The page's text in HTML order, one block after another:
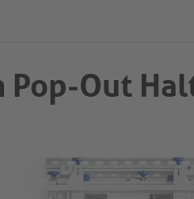
Pop-Out